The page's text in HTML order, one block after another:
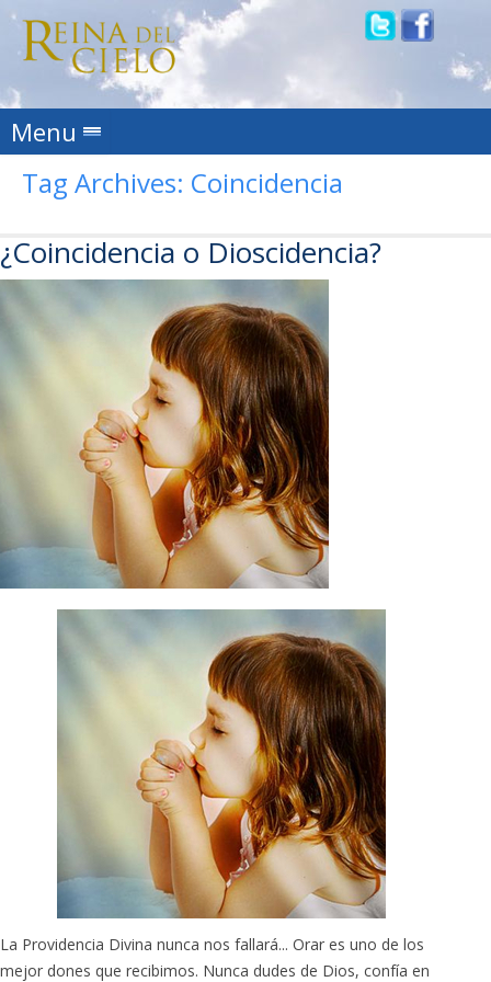
Menu Skip to content
Tag Archives: Coincidencia
¿Coincidencia o Dioscidencia?
La Providencia Divina nunca nos fallará... Orar es uno de los
mejor dones que recibimos. Nunca dudes de Dios, confía en